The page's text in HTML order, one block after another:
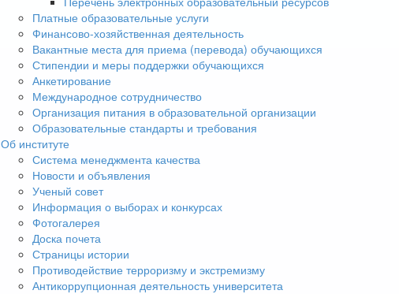
Платные образовательные услуги
Финансово-хозяйственная деятельность
Вакантные места для приема (перевода) обучающихся
Стипендии и меры поддержки обучающихся
Анкетирование
Международное сотрудничество
Организация питания в образовательной организации
Образовательные стандарты и требования
Об институте
Система менеджмента качества
Новости и объявления
Ученый совет
Информация о выборах и конкурсах
Фотогалерея
Доска почета
Страницы истории
Противодействие терроризму и экстремизму
Антикоррупционная деятельность университета